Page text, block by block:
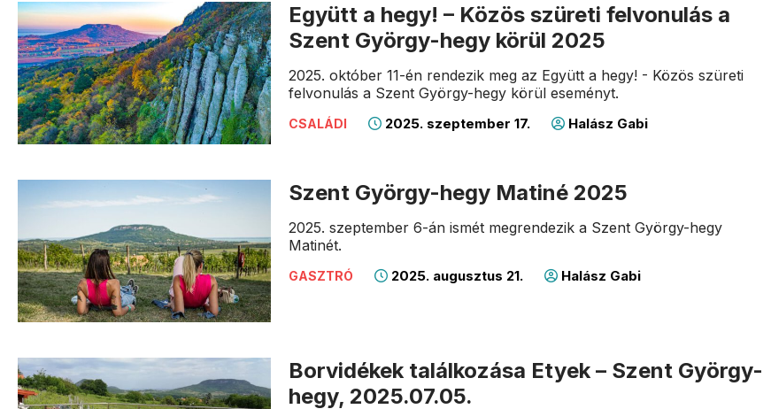
Együtt a hegy! – Közös szüreti felvonulás a
Szent György-hegy körül 2025
2025. október 11-én rendezik meg az Együtt a hegy! - Közös szüreti
felvonulás a Szent György-hegy körül eseményt.
CSALÁDI 2025. szeptember 17. Halász Gabi
Szent György-hegy Matiné 2025
2025. szeptember 6-án ismét megrendezik a Szent György-hegy
Matinét.
GASZTRÓ 2025. augusztus 21. Halász Gabi
Borvidékek találkozása Etyek – Szent György-
hegy, 2025.07.05.